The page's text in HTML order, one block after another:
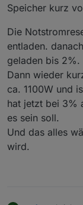
Speicher kurz
Die
entladen.
geladen bis 2%.
Dann wieder
ca. 1100W und
hat jetzt bei 3%
es sein soll.
Und das alles
wird.